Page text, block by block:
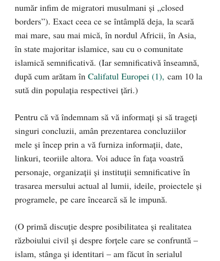
număr infim de migratori musulmani şi „closed
borders”). Exact ceea ce se întâmplă deja, la scară
mai mare, sau mai mică, în nordul Africii, în Asia,
în state majoritar islamice, sau cu o comunitate
islamică semnificativă. (Iar semnificativă înseamnă,
după cum arătam în Califatul Europei (1), cam 10 la
sută din populaţia respectivei ţări.)
Pentru că vă îndemnam să vă informaţi şi să trageţi
singuri concluzii, amân prezentarea concluziilor
mele şi încep prin a vă furniza informaţii, date,
linkuri, teoriile altora. Voi aduce în faţa voastră
personaje, organizaţii şi instituţii semnificative în
trasarea mersului actual al lumii, ideile, proiectele şi
programele, pe care încearcă să le impună.
(O primă discuţie despre posibilitatea şi realitatea
războiului civil şi despre forţele care se confruntă –
islam, stânga şi identitari – am făcut în serialul